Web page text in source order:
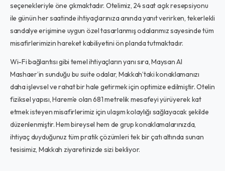
seçenekleriyle öne çıkmaktadır. Otelimiz, 24 saat açık resepsiyonu
ile günün her saatinde ihtiyaçlarınıza anında yanıt verirken, tekerlekli
sandalye erişimine uygun özel tasarlanmış odalarımız sayesinde tüm
misafirlerimizin hareket kabiliyetini ön planda tutmaktadır.
Wi-Fi bağlantısı gibi temel ihtiyaçların yanı sıra, Maysan Al
Mashaer’in sunduğu bu suite odalar, Makkah’taki konaklamanızı
daha işlevsel ve rahat bir hale getirmek için optimize edilmiştir. Otelin
fiziksel yapısı, Harem'e olan 681 metrelik mesafeyi yürüyerek kat
etmek isteyen misafirlerimiz için ulaşım kolaylığı sağlayacak şekilde
düzenlenmiştir. Hem bireysel hem de grup konaklamalarınızda,
ihtiyaç duyduğunuz tüm pratik çözümleri tek bir çatı altında sunan
tesisimiz, Makkah ziyaretinizde sizi bekliyor.